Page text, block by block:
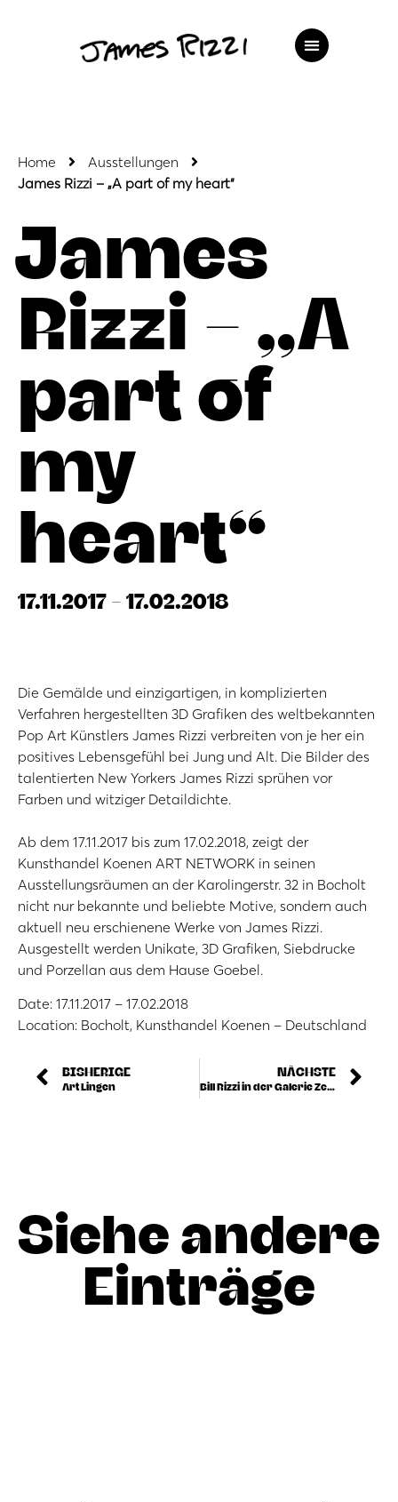
Home
Ausstellungen
James Rizzi – „A part of my heart“
James
Rizzi – „A
part of
my
heart“
17.11.2017 - 17.02.2018
Die Gemälde und einzigartigen, in komplizierten
Verfahren hergestellten 3D Grafiken des weltbekannten
Pop Art Künstlers James Rizzi verbreiten von je her ein
positives Lebensgefühl bei Jung und Alt. Die Bilder des
talentierten New Yorkers James Rizzi sprühen vor
Farben und witziger Detaildichte.
Ab dem 17.11.2017 bis zum 17.02.2018, zeigt der
Kunsthandel Koenen ART NETWORK in seinen
Ausstellungsräumen an der Karolingerstr. 32 in Bocholt
nicht nur bekannte und beliebte Motive, sondern auch
aktuell neu erschienene Werke von James Rizzi.
Ausgestellt werden Unikate, 3D Grafiken, Siebdrucke
und Porzellan aus dem Hause Goebel.
Date: 17.11.2017 – 17.02.2018
Location: Bocholt, Kunsthandel Koenen – Deutschland
BISHERIGE
Art Lingen
NÄCHSTE
Bill Rizzi in der Galerie Zettl
Siehe andere
Einträge